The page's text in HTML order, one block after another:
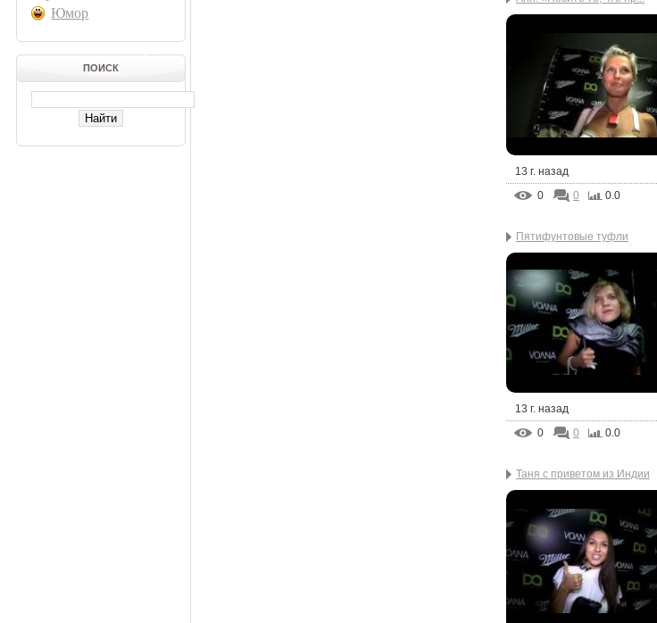
Юмор
ПОИСК
13 г. назад
0
0 0.0
Пятифунтовые туфли
13 г. назад
0
0 0.0
Таня с приветом из Индии